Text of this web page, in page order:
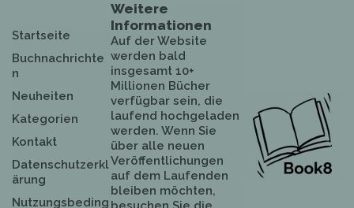
Startseite
Buchnachrichte
n
Neuheiten
Kategorien
Kontakt
Datenschutzerkl
ärung
Nutzungsbeding
Weitere
Informationen
Auf der Website
werden bald
insgesamt 10+
Millionen Bücher
verfügbar sein, die
laufend hochgeladen
werden. Wenn Sie
über alle neuen
Veröffentlichungen
auf dem Laufenden
bleiben möchten,